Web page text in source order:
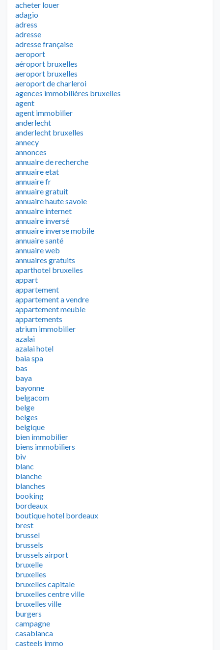
acheter louer
adagio
adress
adresse
adresse française
aeroport
aéroport bruxelles
aeroport bruxelles
aeroport de charleroi
agences immobilières bruxelles
agent
agent immobilier
anderlecht
anderlecht bruxelles
annecy
annonces
annuaire de recherche
annuaire etat
annuaire fr
annuaire gratuit
annuaire haute savoie
annuaire internet
annuaire inversé
annuaire inverse mobile
annuaire santé
annuaire web
annuaires gratuits
aparthotel bruxelles
appart
appartement
appartement a vendre
appartement meuble
appartements
atrium immobilier
azalai
azalai hotel
baia spa
bas
baya
bayonne
belgacom
belge
belges
belgique
bien immobilier
biens immobiliers
biv
blanc
blanche
blanches
booking
bordeaux
boutique hotel bordeaux
brest
brussel
brussels
brussels airport
bruxelle
bruxelles
bruxelles capitale
bruxelles centre ville
bruxelles ville
burgers
campagne
casablanca
casteels immo